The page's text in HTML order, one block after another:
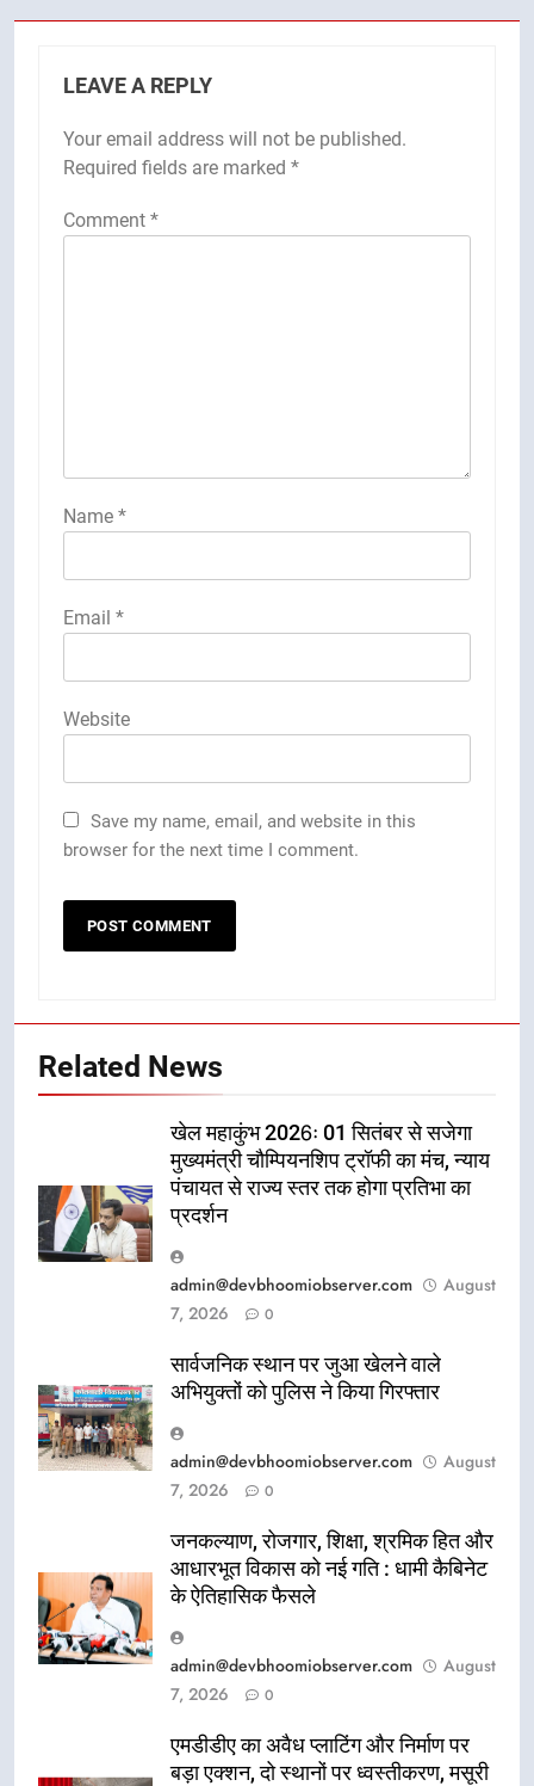
LEAVE A REPLY
Your email address will not be published.
Required fields are marked *
Comment *
Name *
Email *
Website
Save my name, email, and website in this
browser for the next time I comment.
Related News
खेल महाकुंभ 2026ः 01 सितंबर से सजेगा
मुख्यमंत्री चौम्पियनशिप ट्रॉफी का मंच, न्याय
पंचायत से राज्य स्तर तक होगा प्रतिभा का
प्रदर्शन
admin@devbhoomiobserver.com
August
7, 2026
0
सार्वजनिक स्थान पर जुआ खेलने वाले
अभियुक्तों को पुलिस ने किया गिरफ्तार
admin@devbhoomiobserver.com
August
7, 2026
0
जनकल्याण, रोजगार, शिक्षा, श्रमिक हित और
आधारभूत विकास को नई गति : धामी कैबिनेट
के ऐतिहासिक फैसले
admin@devbhoomiobserver.com
August
7, 2026
0
एमडीडीए का अवैध प्लाटिंग और निर्माण पर
बड़ा एक्शन, दो स्थानों पर ध्वस्तीकरण, मसूरी